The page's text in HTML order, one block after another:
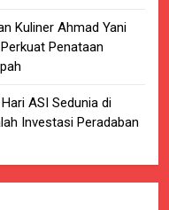
Kuliner Ahmad Yani
Penataan
ASI Sedunia di
Investasi Peradaban